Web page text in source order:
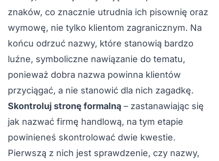
znaków, co znacznie utrudnia ich pisownię oraz
wymowę, nie tylko klientom zagranicznym. Na
końcu odrzuć nazwy, które stanowią bardzo
luźne, symboliczne nawiązanie do tematu,
ponieważ dobra nazwa powinna klientów
przyciągać, a nie stanowić dla nich zagadkę.
Skontroluj stronę formalną – zastanawiając się
jak nazwać firmę handlową, na tym etapie
powinieneś skontrolować dwie kwestie.
Pierwszą z nich jest sprawdzenie, czy nazwy,